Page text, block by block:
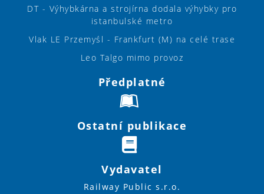
DT - Výhybkárna a strojírna dodala výhybky pro
istanbulské metro
Vlak LE Przemyśl - Frankfurt (M) na celé trase
Leo Talgo mimo provoz
Předplatné
Ostatní publikace
Vydavatel
Railway Public s.r.o.